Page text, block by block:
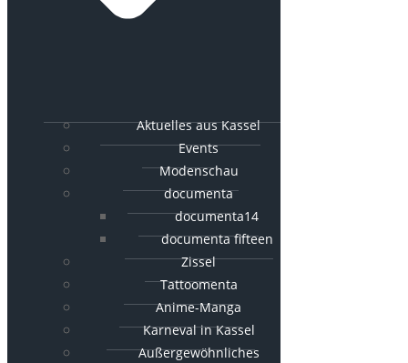
Aktuelles aus Kassel
Events
Modenschau
documenta
documenta14
documenta fifteen
Zissel
Tattoomenta
Anime-Manga
Karneval in Kassel
Außergewöhnliches